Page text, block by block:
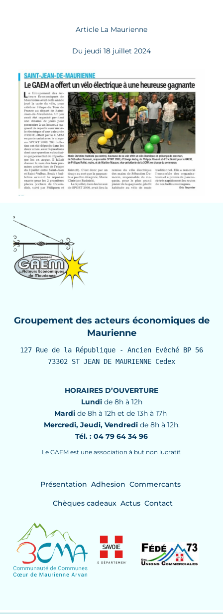
Article La Maurienne
Du jeudi 18 juillet 2024
Groupement des acteurs économiques de
Maurienne
127 Rue de la République - Ancien Evêché BP 56
73302 ST JEAN DE MAURIENNE Cedex
HORAIRES D’OUVERTURE
Lundide 8h à 12h
Mardi de 8h à 12h et de 13h à 17h
Mercredi, Jeudi, Vendredide 8h à 12h.
Tél. : 04 79 64 34 96
Le GAEM est une association à but non lucratif.
Présentation Adhesion Commercants
Chèques cadeaux Actus Contact